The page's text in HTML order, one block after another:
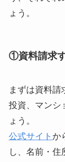
ょう。
①資料請求
まずは資料
投資、マンシ
ょう。
公式サイト か
し、名前・